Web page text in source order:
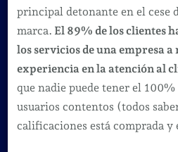
principal detonante en el cese
marca. El 89% de los clientes
los servicios de una empresa
experiencia en la atención al
que nadie puede tener el
usuarios contentos (todos
calificaciones está comprada y